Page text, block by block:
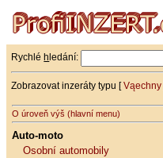
Rychlé h ledání:
Zobrazovat inzeráty typu [Vąechny
O úroveň výš (hlavní menu)
Auto-moto
Osobní automobily